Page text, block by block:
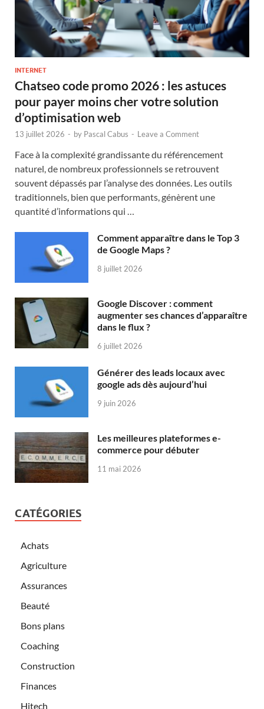
INTERNET
Chatseo code promo 2026 : les astuces
pour payer moins cher votre solution
d’optimisation web
13 juillet 2026 - by Pascal Cabus - Leave a Comment
Face à la complexité grandissante du référencement
naturel, de nombreux professionnels se retrouvent
souvent dépassés par l’analyse des données. Les outils
traditionnels, bien que performants, génèrent une
quantité d’informations qui …
Comment apparaître dans le Top 3
de Google Maps ?
8 juillet 2026
Google Discover : comment
augmenter ses chances d’apparaître
dans le flux ?
6 juillet 2026
Générer des leads locaux avec
google ads dès aujourd’hui
9 juin 2026
Les meilleures plateformes e-
commerce pour débuter
11 mai 2026
CATÉGORIES
Achats
Agriculture
Assurances
Beauté
Bons plans
Coaching
Construction
Finances
Hitech